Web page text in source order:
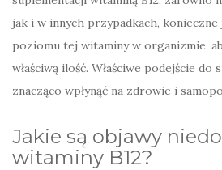
jak i w innych przypadkach,
poziomu tej witaminy w organizmie,
właściwą ilość. Właściwe podejście do
znacząco wpłynąć na zdrowie i
Jakie są objawy
witaminy B12?